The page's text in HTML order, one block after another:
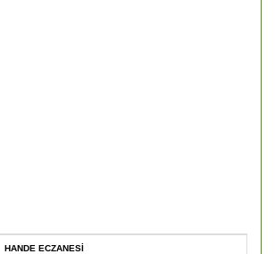
HANDE ECZANESİ